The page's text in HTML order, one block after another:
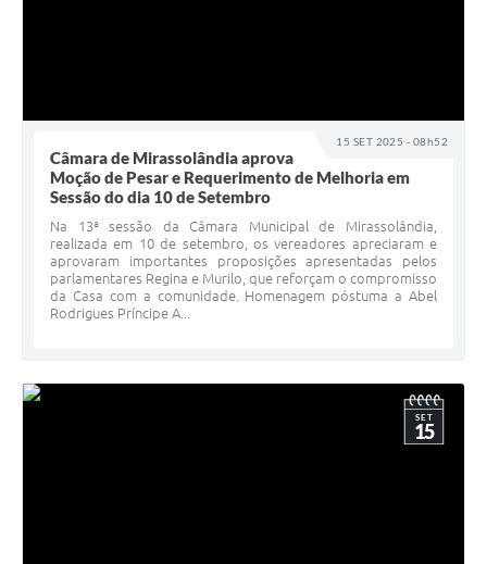
15 SET 2025 - 08h52
Câmara de Mirassolândia aprova
Moção de Pesar e Requerimento de Melhoria em
Sessão do dia 10 de Setembro
Na 13ª sessão da Câmara Municipal de Mirassolândia,
realizada em 10 de setembro, os vereadores apreciaram e
aprovaram importantes proposições apresentadas pelos
parlamentares Regina e Murilo, que reforçam o compromisso
da Casa com a comunidade. Homenagem póstuma a Abel
Rodrigues Príncipe A...
SET
15